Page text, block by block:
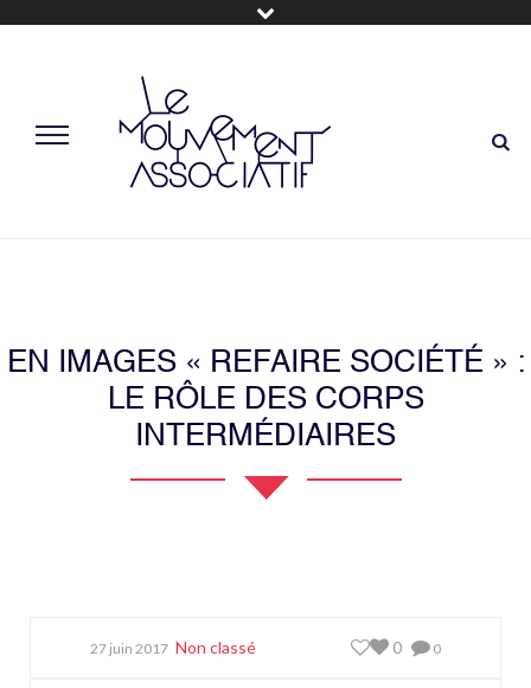
EN IMAGES « REFAIRE SOCIÉTÉ » :
LE RÔLE DES CORPS
INTERMÉDIAIRES
27 juin 2017 Non classé 0
0